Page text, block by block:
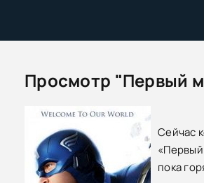
Просмотр "Первый
Сейчас
пока